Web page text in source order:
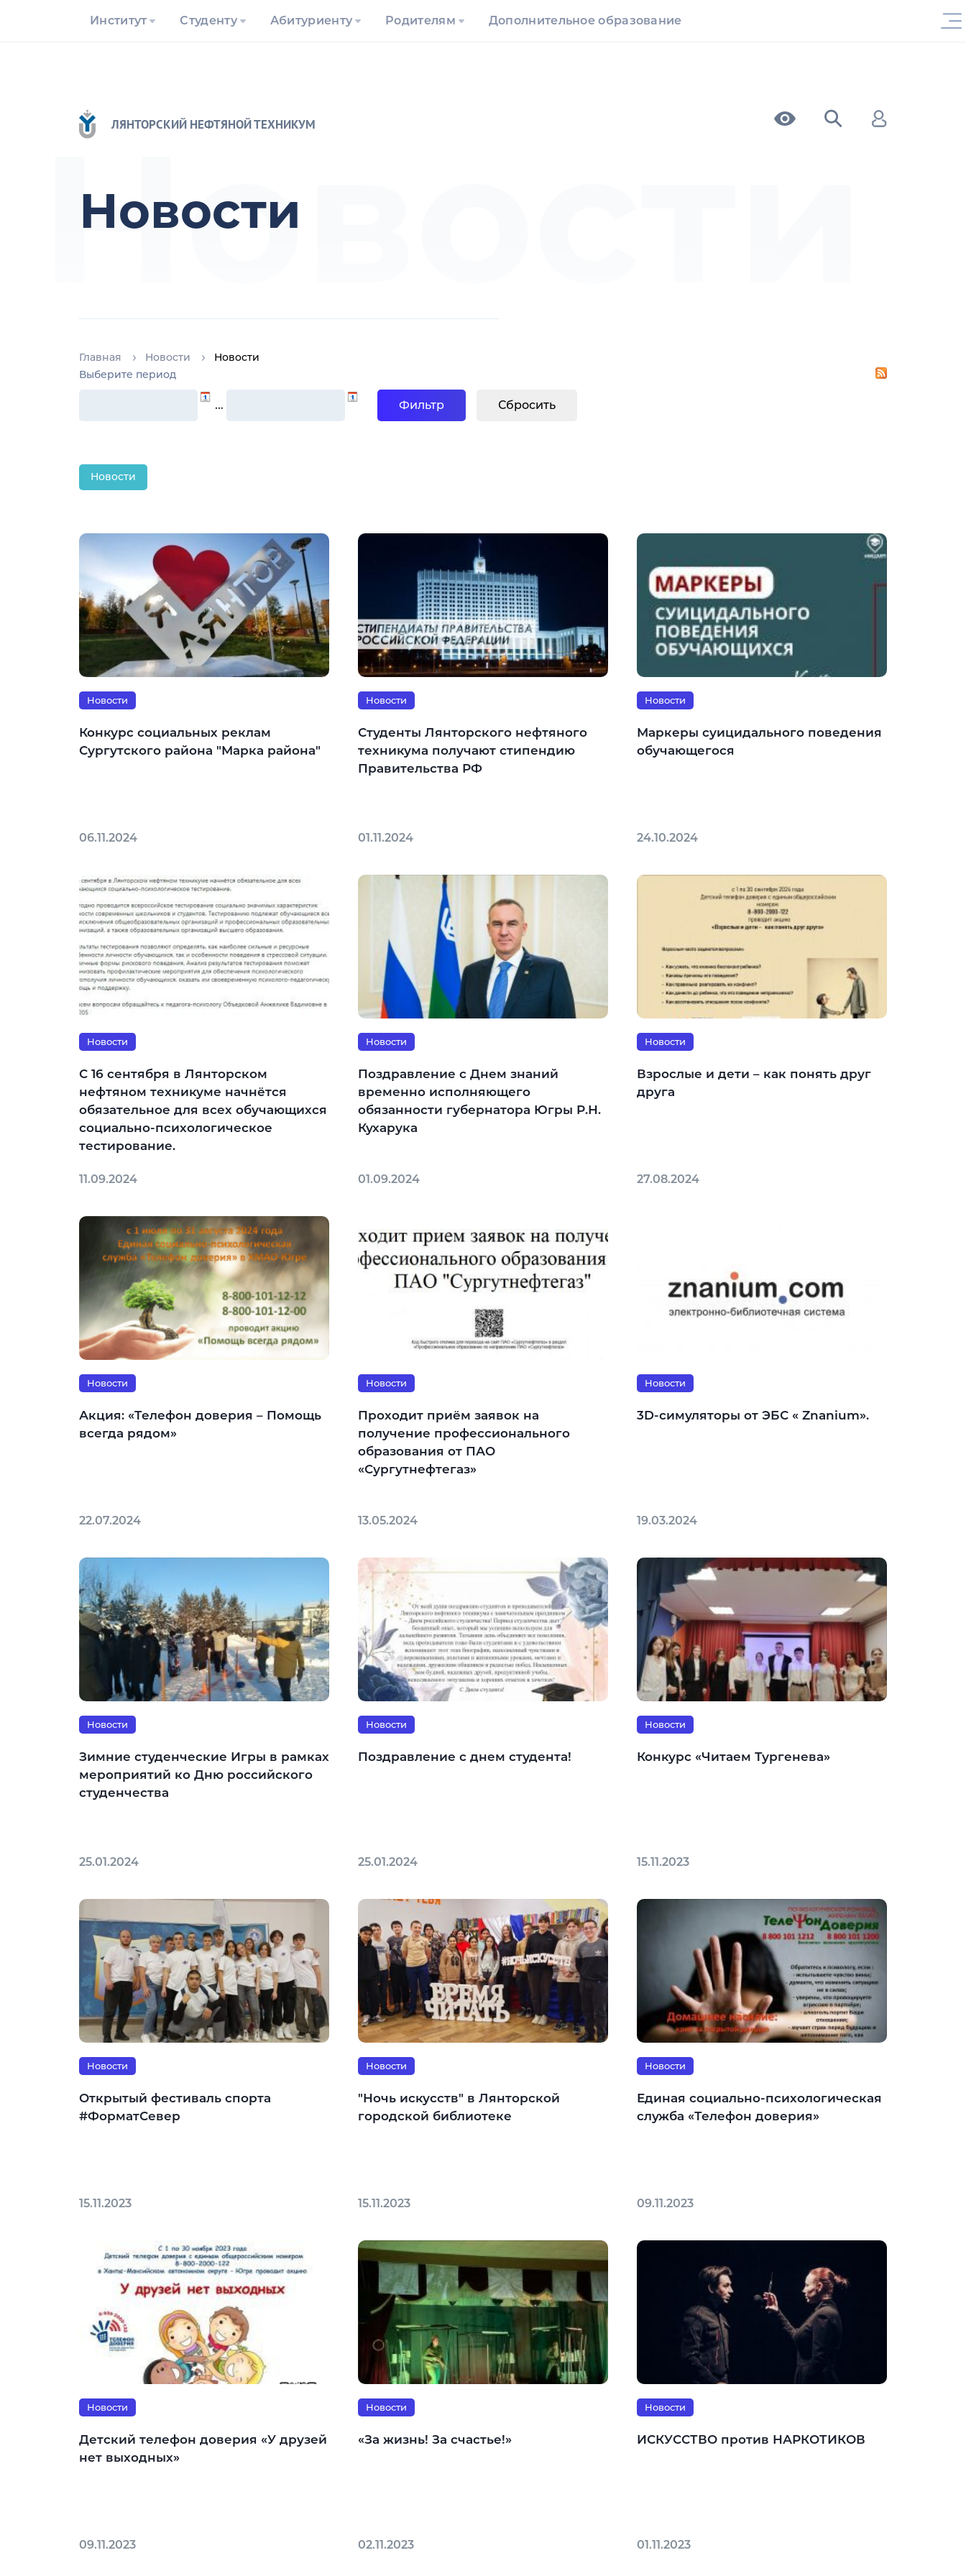
Институт Студенту Абитуриенту Родителям Дополнительное образование
ЛЯНТОРСКИЙ НЕФТЯНОЙ ТЕХНИКУМ
Новости
Главная Новости Новости
Новости
Выберите период
…
Новости
Новости
Конкурс социальных реклам
Сургутского района "Марка района"
06.11.2024
Новости
Студенты Лянторского нефтяного
техникума получают стипендию
Правительства РФ
01.11.2024
Новости
Маркеры суицидального поведения
обучающегося
24.10.2024
Новости
С 16 сентября в Лянторском
нефтяном техникуме начнётся
обязательное для всех обучающихся
социально-психологическое
тестирование.
11.09.2024
Новости
Поздравление с Днем знаний
временно исполняющего
обязанности губернатора Югры Р.Н.
Кухарука
01.09.2024
Новости
Взрослые и дети – как понять друг
друга
27.08.2024
Новости
Акция: «Телефон доверия – Помощь
всегда рядом»
22.07.2024
Новости
Проходит приём заявок на
получение профессионального
образования от ПАО
«Сургутнефтегаз»
13.05.2024
Новости
3D-симуляторы от ЭБС « Znanium».
19.03.2024
Новости
Зимние студенческие Игры в рамках
мероприятий ко Дню российского
студенчества
25.01.2024
Новости
Поздравление с днем студента!
25.01.2024
Новости
Конкурс «Читаем Тургенева»
15.11.2023
Новости
Открытый фестиваль спорта
#ФорматСевер
15.11.2023
Новости
"Ночь искусств" в Лянторской
городской библиотеке
15.11.2023
Новости
Единая социально-психологическая
служба «Телефон доверия»
09.11.2023
Новости
Детский телефон доверия «У друзей
нет выходных»
09.11.2023
Новости
«За жизнь! За счастье!»
02.11.2023
Новости
ИСКУССТВО против НАРКОТИКОВ
01.11.2023